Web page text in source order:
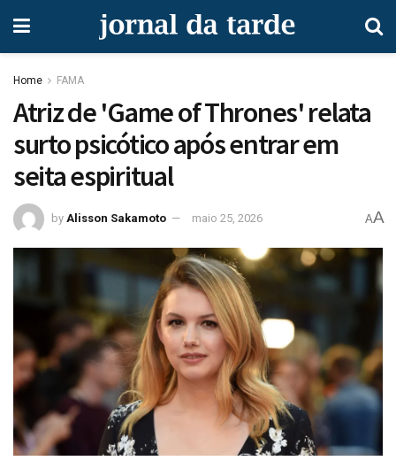
Home FAMA
Atriz de 'Game of Thrones' relata
surto psicótico após entrar em
seita espiritual
by Alisson Sakamoto maio 25, 2026 AA